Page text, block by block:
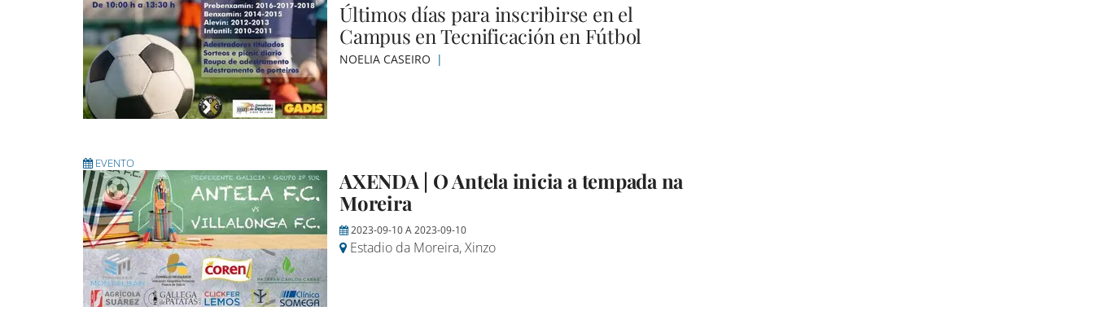
Últimos días para inscribirse en el
Campus en Tecnificación en Fútbol
NOELIA CASEIRO
EVENTO
AXENDA | O Antela inicia a tempada na
Moreira
2023-09-10A2023-09-10
Estadio da Moreira, Xinzo